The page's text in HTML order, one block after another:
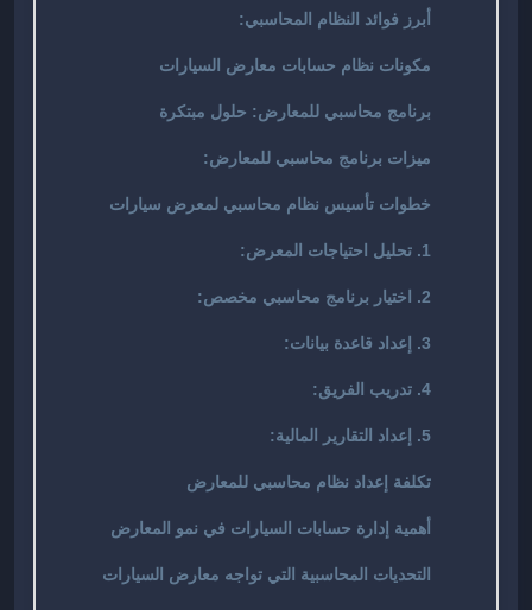
أبرز فوائد النظام المحاسبي:
مكونات نظام حسابات معارض السيارات
برنامج محاسبي للمعارض: حلول مبتكرة
ميزات برنامج محاسبي للمعارض:
خطوات تأسيس نظام محاسبي لمعرض سيارات
1. تحليل احتياجات المعرض:
2. اختيار برنامج محاسبي مخصص:
3. إعداد قاعدة بيانات:
4. تدريب الفريق:
5. إعداد التقارير المالية:
تكلفة إعداد نظام محاسبي للمعارض
أهمية إدارة حسابات السيارات في نمو المعارض
التحديات المحاسبية التي تواجه معارض السيارات